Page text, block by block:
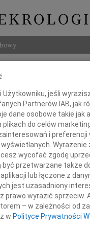
przyjąłem wiadomość o
Użytkowniku, jeśli
Partnerów IAB, jak
dane osobowe takie jak
do celów
i
wycofać zgodę
być przetwarzane także
lub łączone z
jest uzasadniony
prawo wyrazić sprzeciw.
– w zależności od
w Polityce Prywatności